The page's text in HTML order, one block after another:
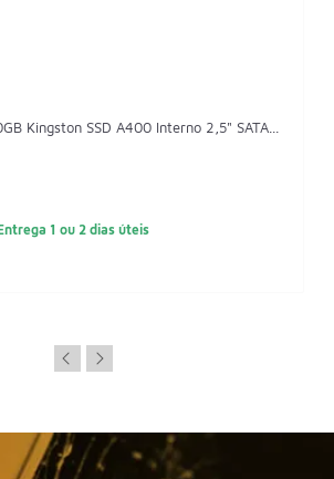
Kingston SSD A400 Interno 2,5" SATA...
1 ou 2 dias úteis